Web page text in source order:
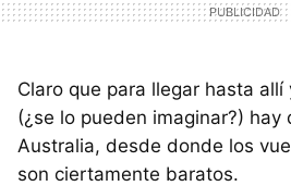
Claro que para llegar hasta allí
(¿se lo pueden imaginar?) hay
Australia, desde donde los
son ciertamente baratos.